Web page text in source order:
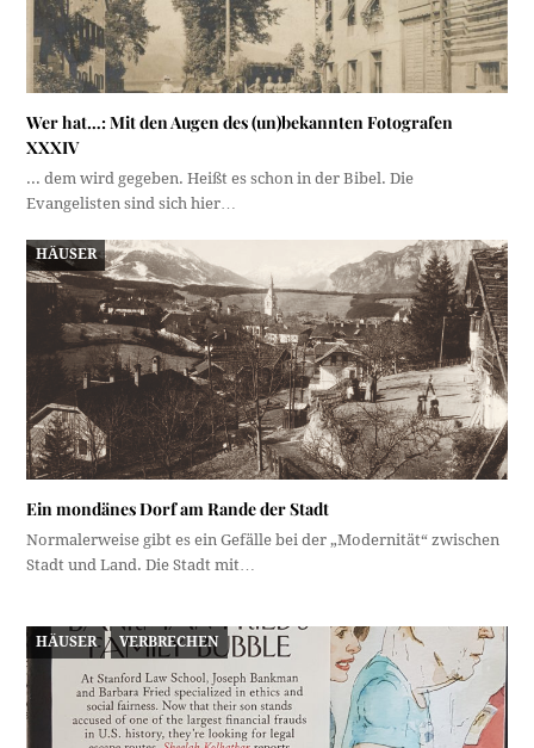
Wer hat…: Mit den Augen des (un)bekannten Fotografen
XXXIV
... dem wird gegeben. Heißt es schon in der Bibel. Die
Evangelisten sind sich hier…
HÄUSER
Ein mondänes Dorf am Rande der Stadt
Normalerweise gibt es ein Gefälle bei der „Modernität“ zwischen
Stadt und Land. Die Stadt mit…
HÄUSER VERBRECHEN